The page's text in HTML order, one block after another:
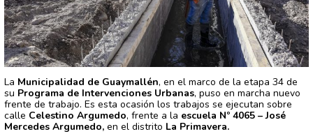
La Municipalidad de Guaymallén, en el marco de la etapa 34 de
su Programa de Intervenciones Urbanas, puso en marcha nuevo
frente de trabajo. Es esta ocasión los trabajos se ejecutan sobre
calle Celestino Argumedo, frente a la escuela Nº 4065 – José
Mercedes Argumedo, en el distrito La Primavera.